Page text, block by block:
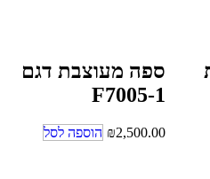
ספה מעוצבת דגם
F7005-1
₪2,500.00 הוספה לסל